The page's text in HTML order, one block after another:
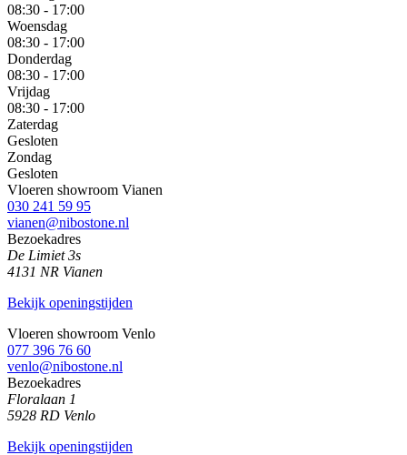
08:30 - 17:00
Woensdag
08:30 - 17:00
Donderdag
08:30 - 17:00
Vrijdag
08:30 - 17:00
Zaterdag
Gesloten
Zondag
Gesloten
Vloeren showroom Vianen
030 241 59 95
vianen@nibostone.nl
Bezoekadres
De Limiet 3s
4131 NR Vianen
Bekijk openingstijden
Vloeren showroom Venlo
077 396 76 60
venlo@nibostone.nl
Bezoekadres
Floralaan 1
5928 RD Venlo
Bekijk openingstijden